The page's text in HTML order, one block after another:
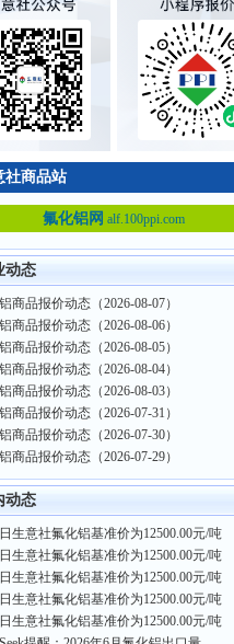
社商品站
氟化铝网 alf.100ppi.com
动态
商品报价动态（2026-08-07）
商品报价动态（2026-08-06）
商品报价动态（2026-08-05）
商品报价动态（2026-08-04）
商品报价动态（2026-08-03）
商品报价动态（2026-07-31）
商品报价动态（2026-07-30）
商品报价动态（2026-07-29）
动态
生意社氟化铝基准价为12500.00元/吨
生意社氟化铝基准价为12500.00元/吨
生意社氟化铝基准价为12500.00元/吨
生意社氟化铝基准价为12500.00元/吨
生意社氟化铝基准价为12500.00元/吨